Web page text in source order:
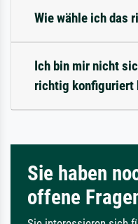
Wie wähle ich das
Ich bin mir nicht
richtig konfiguriert
Sie haben
offene